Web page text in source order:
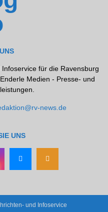
für die Ravensburg
Medien - Presse- und
news.de
UNS
und Infoservice